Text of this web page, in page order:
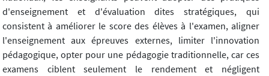
d'enseignement et d'évaluation dites stratégiques, qui
consistent à améliorer le score des élèves à l'examen, aligner
l'enseignement aux épreuves externes, limiter l'innovation
pédagogique, opter pour une pédagogie traditionnelle, car ces
examens ciblent seulement le rendement et négligent